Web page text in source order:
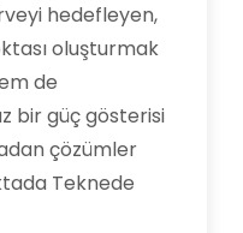
hedefleyen,
oluşturmak
de
bir güç gösterisi
çözümler
Teknede